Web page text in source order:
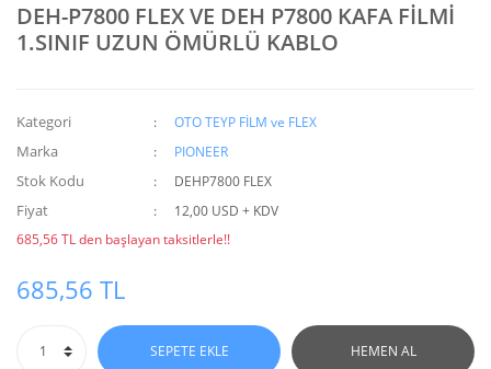
DEH-P7800 FLEX VE DEH P7800 KAFA FİLMİ
1.SINIF UZUN ÖMÜRLÜ KABLO
Kategori OTO TEYP FİLM ve FLEX
Marka PIONEER
Stok Kodu DEHP7800 FLEX
Fiyat
12,00 USD + KDV
685,56 TL den başlayan taksitlerle!!
685,56 TL
SEPETE EKLE HEMEN AL